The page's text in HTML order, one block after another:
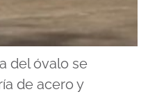
del óvalo se
de acero y